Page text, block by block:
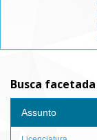
Busca facetada
Assunto